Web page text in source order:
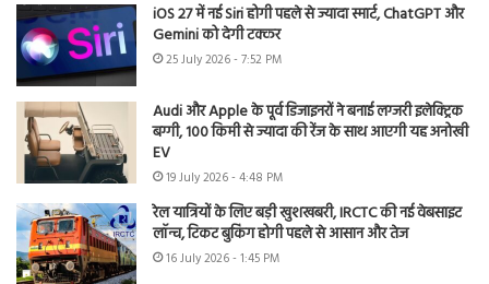
iOS 27 में नई Siri होगी पहले से ज्यादा स्मार्ट, ChatGPT और
Gemini को देगी टक्कर
25 July 2026 - 7:52 PM
Audi और Apple के पूर्व डिजाइनरों ने बनाई लग्जरी इलेक्ट्रिक
बग्गी, 100 किमी से ज्यादा की रेंज के साथ आएगी यह अनोखी
EV
19 July 2026 - 4:48 PM
रेल यात्रियों के लिए बड़ी खुशखबरी, IRCTC की नई वेबसाइट
लॉन्च, टिकट बुकिंग होगी पहले से आसान और तेज
16 July 2026 - 1:45 PM